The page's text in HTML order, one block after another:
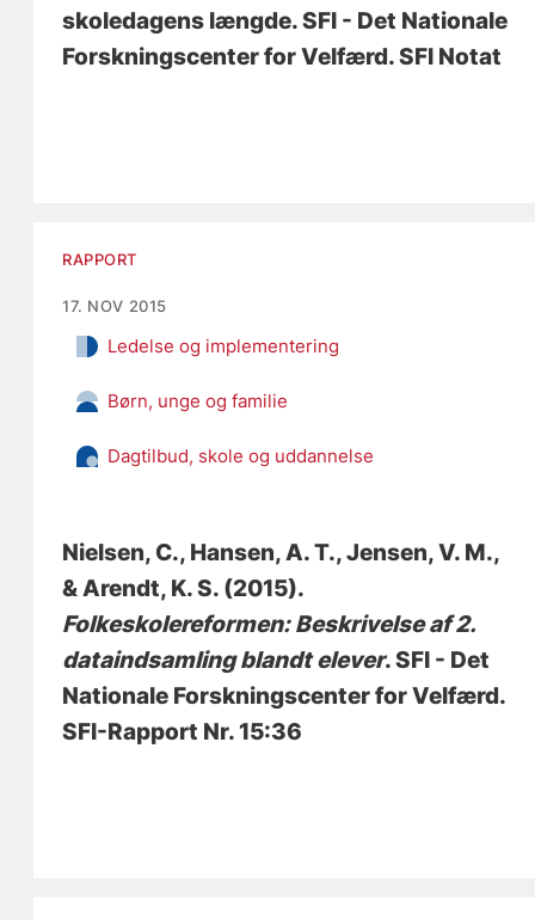
skoledagens længde. SFI - Det Nationale
Forskningscenter for Velfærd. SFI Notat
RAPPORT
17. NOV 2015
Ledelse og implementering
Børn, unge og familie
Dagtilbud, skole og uddannelse
Nielsen, C., Hansen, A. T., Jensen, V. M.,
& Arendt, K. S. (2015).
Folkeskolereformen: Beskrivelse af 2.
dataindsamling blandt elever. SFI - Det
Nationale Forskningscenter for Velfærd.
SFI-Rapport Nr. 15:36